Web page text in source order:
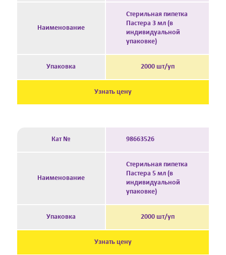
Наименование
Стерильная пипетка
Пастера 3 мл (в
индивидуальной
упаковке)
Упаковка 2000 шт/уп
Узнать цену
Кат № 98663526
Наименование
Стерильная пипетка
Пастера 5 мл (в
индивидуальной
упаковке)
Упаковка 2000 шт/уп
Узнать цену